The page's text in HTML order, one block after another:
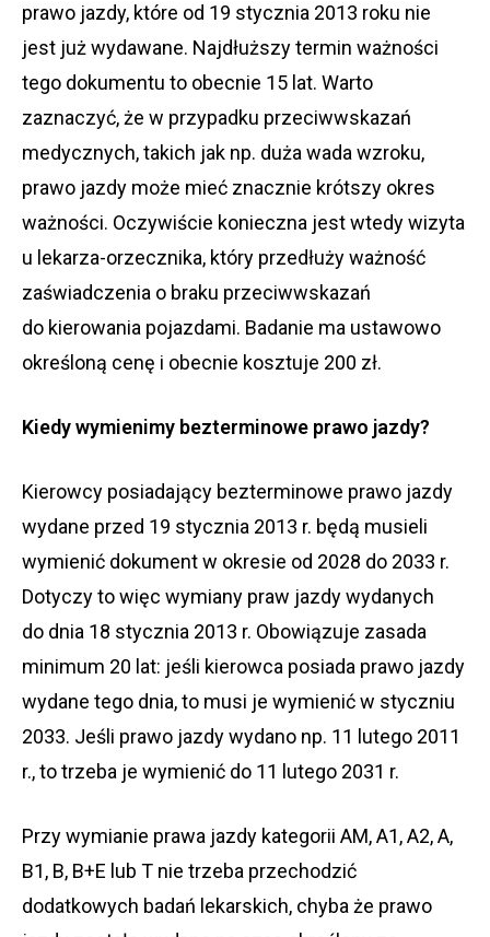
prawo jazdy, które od 19 stycznia 2013 roku nie
jest już wydawane. Najdłuższy termin ważności
tego dokumentu to obecnie 15 lat. Warto
zaznaczyć, że w przypadku przeciwwskazań
medycznych, takich jak np. duża wada wzroku,
prawo jazdy może mieć znacznie krótszy okres
ważności. Oczywiście konieczna jest wtedy wizyta
u lekarza-orzecznika, który przedłuży ważność
zaświadczenia o braku przeciwwskazań
do kierowania pojazdami. Badanie ma ustawowo
określoną cenę i obecnie kosztuje 200 zł.
Kiedy wymienimy bezterminowe prawo jazdy?
Kierowcy posiadający bezterminowe prawo jazdy
wydane przed 19 stycznia 2013 r. będą musieli
wymienić dokument w okresie od 2028 do 2033 r.
Dotyczy to więc wymiany praw jazdy wydanych
do dnia 18 stycznia 2013 r. Obowiązuje zasada
minimum 20 lat: jeśli kierowca posiada prawo jazdy
wydane tego dnia, to musi je wymienić w styczniu
2033. Jeśli prawo jazdy wydano np. 11 lutego 2011
r., to trzeba je wymienić do 11 lutego 2031 r.
Przy wymianie prawa jazdy kategorii AM, A1, A2, A,
B1, B, B+E lub T nie trzeba przechodzić
dodatkowych badań lekarskich, chyba że prawo